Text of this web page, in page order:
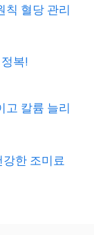
칙 혈당 관리
복!
고 칼륨 늘리
한 조미료